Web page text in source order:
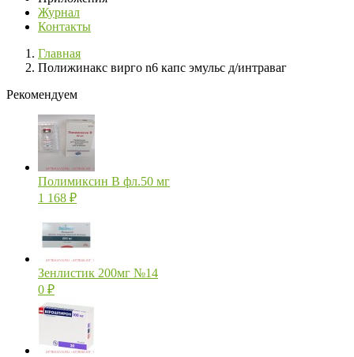
Журнал
Контакты
Главная
Полижинакс вирго n6 капс эмульс д/интраваг
Рекомендуем
Полимиксин В фл.50 мг
1 168 ₽
Зенлистик 200мг №14
0 ₽